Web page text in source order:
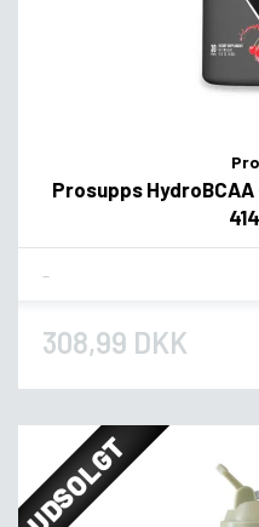
Prosupps
308,99 DKK
UDSOLGT